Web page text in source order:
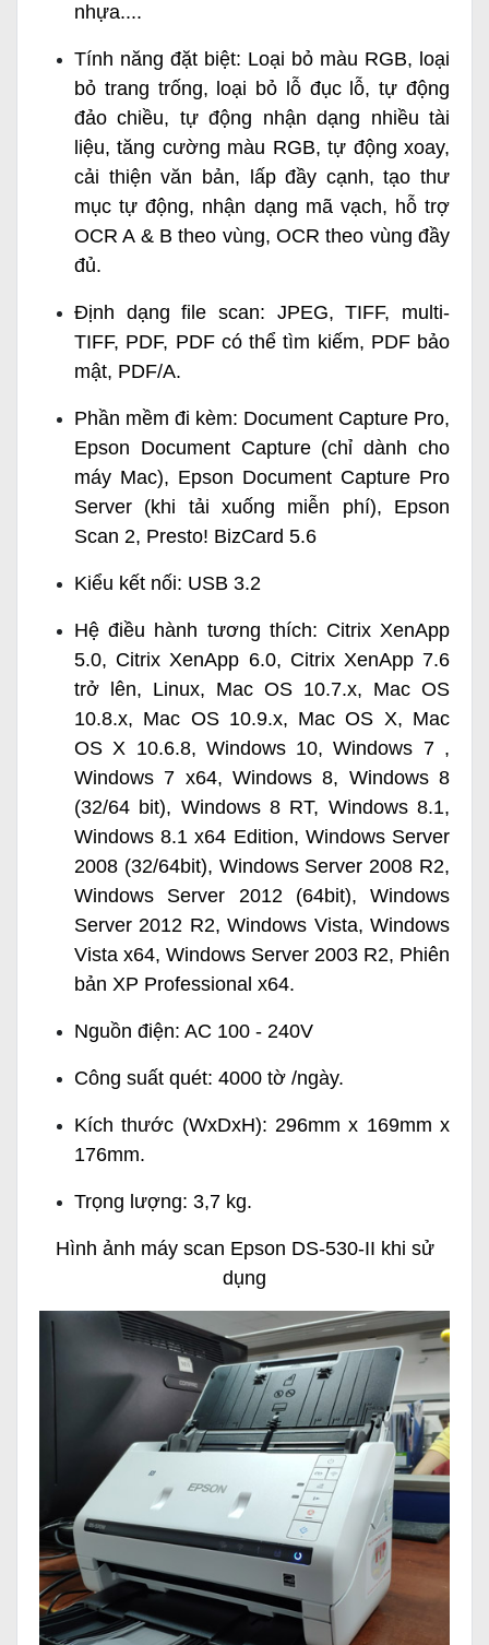
nhựa....
Tính năng đặt biệt: Loại bỏ màu RGB, loại
bỏ trang trống, loại bỏ lỗ đục lỗ, tự động
đảo chiều, tự động nhận dạng nhiều tài
liệu, tăng cường màu RGB, tự động xoay,
cải thiện văn bản, lấp đầy cạnh, tạo thư
mục tự động, nhận dạng mã vạch, hỗ trợ
OCR A & B theo vùng, OCR theo vùng đầy
đủ.
Định dạng file scan: JPEG, TIFF, multi-
TIFF, PDF, PDF có thể tìm kiếm, PDF bảo
mật, PDF/A.
Phần mềm đi kèm: Document Capture Pro,
Epson Document Capture (chỉ dành cho
máy Mac), Epson Document Capture Pro
Server (khi tải xuống miễn phí), Epson
Scan 2, Presto! BizCard 5.6
Kiểu kết nối: USB 3.2
Hệ điều hành tương thích: Citrix XenApp
5.0, Citrix XenApp 6.0, Citrix XenApp 7.6
trở lên, Linux, Mac OS 10.7.x, Mac OS
10.8.x, Mac OS 10.9.x, Mac OS X, Mac
OS X 10.6.8, Windows 10, Windows 7 ,
Windows 7 x64, Windows 8, Windows 8
(32/64 bit), Windows 8 RT, Windows 8.1,
Windows 8.1 x64 Edition, Windows Server
2008 (32/64bit), Windows Server 2008 R2,
Windows Server 2012 (64bit), Windows
Server 2012 R2, Windows Vista, Windows
Vista x64, Windows Server 2003 R2, Phiên
bản XP Professional x64.
Nguồn điện: AC 100 - 240V
Công suất quét: 4000 tờ /ngày.
Kích thước (WxDxH): 296mm x 169mm x
176mm.
Trọng lượng: 3,7 kg.
Hình ảnh máy scan Epson DS-530-II khi sử
dụng